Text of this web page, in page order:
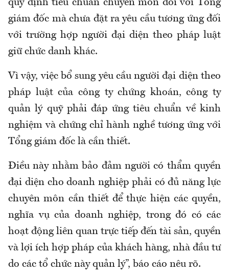
quy định tiêu chuẩn chuyên môn đối với Tổng
giám đốc mà chưa đặt ra yêu cầu tương ứng đối
với trường hợp người đại diện theo pháp luật
giữ chức danh khác.
Vì vậy, việc bổ sung yêu cầu người đại diện theo
pháp luật của công ty chứng khoán, công ty
quản lý quỹ phải đáp ứng tiêu chuẩn về kinh
nghiệm và chứng chỉ hành nghề tương ứng với
Tổng giám đốc là cần thiết.
Điều này nhằm bảo đảm người có thẩm quyền
đại diện cho doanh nghiệp phải có đủ năng lực
chuyên môn cần thiết để thực hiện các quyền,
nghĩa vụ của doanh nghiệp, trong đó có các
hoạt động liên quan trực tiếp đến tài sản, quyền
và lợi ích hợp pháp của khách hàng, nhà đầu tư
do các tổ chức này quản lý”, báo cáo nêu rõ.